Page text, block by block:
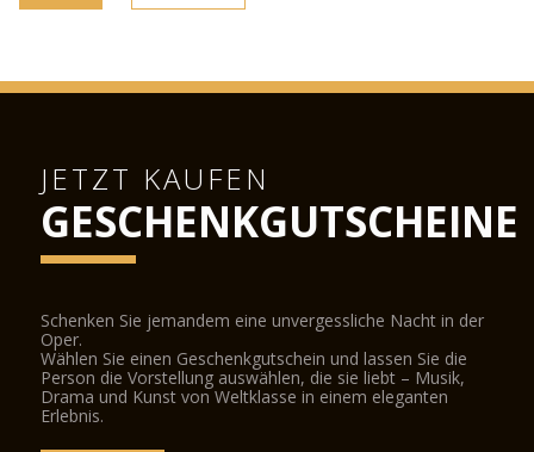
JETZT KAUFEN
GESCHENKGUTSCHEINE
Schenken Sie jemandem eine unvergessliche Nacht in der
Oper.
Wählen Sie einen Geschenkgutschein und lassen Sie die
Person die Vorstellung auswählen, die sie liebt – Musik,
Drama und Kunst von Weltklasse in einem eleganten
Erlebnis.